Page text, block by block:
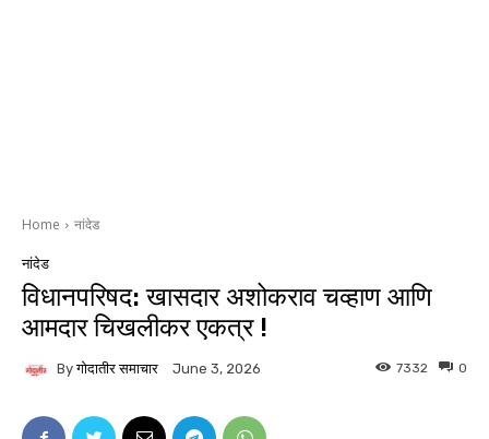
Home नांदेड
नांदेड
विधानपरिषद: खासदार अशोकराव चव्हाण आणि
आमदार चिखलीकर एकत्र !
By गोदातीर समाचार June 3, 2026 0
7332